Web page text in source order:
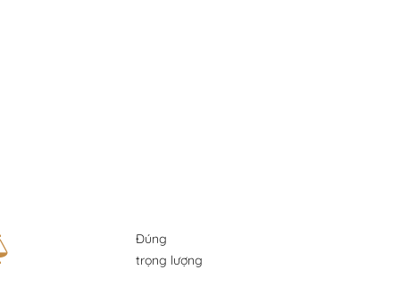
Đúng
trọng lượng